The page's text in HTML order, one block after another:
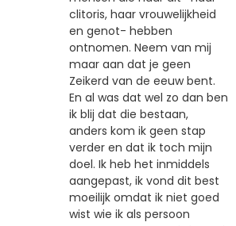
clitoris, haar vrouwelijkheid
en genot- hebben
ontnomen. Neem van mij
maar aan dat je geen
Zeikerd van de eeuw bent.
En al was dat wel zo dan ben
ik blij dat die bestaan,
anders kom ik geen stap
verder en dat ik toch mijn
doel. Ik heb het inmiddels
aangepast, ik vond dit best
moeilijk omdat ik niet goed
wist wie ik als persoon